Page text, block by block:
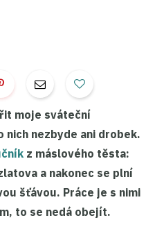
moje sváteční
nezbyde ani drobek.
z máslového těsta:
a nakonec se plní
šťávou. Práce je s nimi
to se nedá obejít.